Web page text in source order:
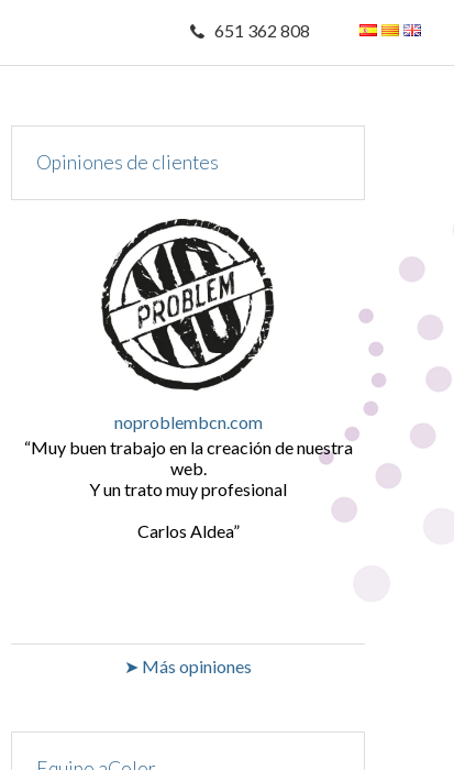
651 362 808
Opiniones de clientes
noproblembcn.com
Muy buen trabajo en la creación de nuestra
web.
Y un trato muy profesional
Carlos Aldea
➤ Más opiniones